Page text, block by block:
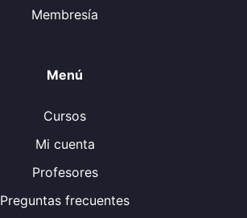
Membresía
Menú
Cursos
Mi cuenta
Profesores
Preguntas frecuentes